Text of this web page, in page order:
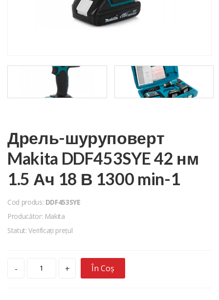
Дрель-шуруповерт
Makita DDF453SYE 42 нм
1.5 Ач 18 В 1300 min-1
Cod produs: DDF453SYE
Producător: Makita
Statut: Verificați prețul
- + În Coș